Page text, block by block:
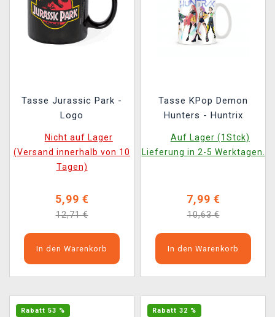
Tasse Jurassic Park -
Logo
Nicht auf Lager
(Versand innerhalb von 10
Tagen)
5,99 €
12,71 €
In den Warenkorb
Tasse KPop Demon
Hunters - Huntrix
Auf Lager (1Stck)
Lieferung in 2-5 Werktagen.
7,99 €
10,63 €
In den Warenkorb
Rabatt 53 % Rabatt 32 %